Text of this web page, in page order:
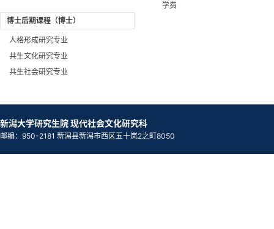
博士后期课程（博士）
人格形成研究专业
共生文化研究专业
共生社会研究专业
学费
新潟大学研究生院 现代社会文化研究科
邮编：950-2181 新潟县新潟市西区五十岚2之町8050